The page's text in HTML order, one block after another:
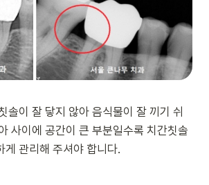
솔이 잘 닿지 않아 음식물이 잘 끼기 쉬
사이에 공간이 큰 부분일수록 치간칫솔
게 관리해 주셔야 합니다.